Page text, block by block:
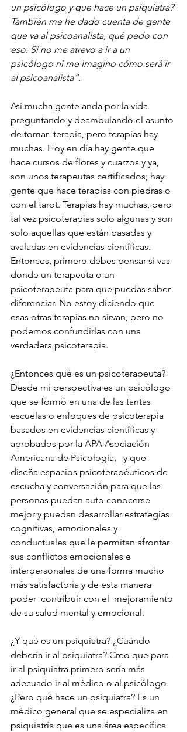
un psicólogo y que hace un psiquiatra?
También me he dado cuenta de gente
que va al psicoanalista, qué pedo con
eso. Si no me atrevo a ir a un
psicólogo ni me imagino cómo será ir
al psicoanalista”.
Así mucha gente anda por la vida
preguntando y deambulando el asunto
de tomar  terapia, pero terapias hay
muchas. Hoy en día hay gente que
hace cursos de flores y cuarzos y ya,
son unos terapeutas certificados; hay
gente que hace terapias con piedras o
con el tarot. Terapias hay muchas, pero
tal vez psicoterapias solo algunas y son
solo aquellas que están basadas y
avaladas en evidencias científicas.
Entonces, primero debes pensar si vas
donde un terapeuta o un
psicoterapeuta para que puedas saber
diferenciar. No estoy diciendo que
esas otras terapias no sirvan, pero no
podemos confundirlas con una
verdadera psicoterapia.
¿Entonces qué es un psicoterapeuta?
Desde mi perspectiva es un psicólogo
que se formó en una de las tantas
escuelas o enfoques de psicoterapia
basados en evidencias científicas y
aprobados por la APA Asociación
Americana de Psicología,   y que
diseña espacios psicoterapéuticos de
escucha y conversación para que las
personas puedan auto conocerse
mejor y puedan desarrollar estrategias
cognitivas, emocionales y
conductuales que le permitan afrontar
sus conflictos emocionales e
interpersonales de una forma mucho
más satisfactoria y de esta manera
poder  contribuir con el  mejoramiento
de su salud mental y emocional.
¿Y qué es un psiquiatra? ¿Cuándo
debería ir al psiquiatra? Creo que para
ir al psiquiatra primero sería más
adecuado ir al médico o al psicólogo
¿Pero qué hace un psiquiatra? Es un
médico general que se especializa en
psiquiatría que es una área específica